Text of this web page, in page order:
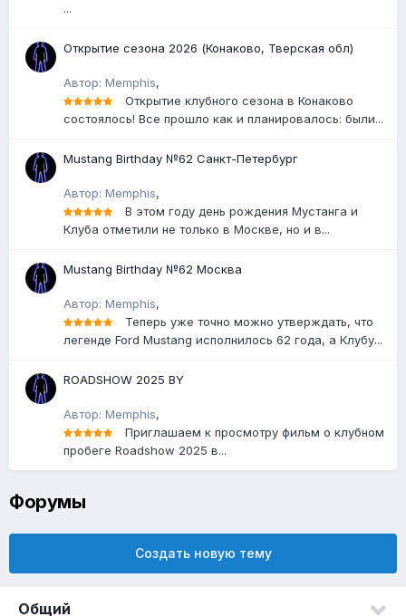
...
Открытие сезона 2026 (Конаково, Тверская обл)
Автор: Memphis,
Открытие клубного сезона в Конаково
состоялось! Все прошло как и планировалось: были...
Mustang Birthday №62 Санкт-Петербург
Автор: Memphis,
В этом году день рождения Мустанга и
Клуба отметили не только в Москве, но и в...
Mustang Birthday №62 Москва
Автор: Memphis,
Теперь уже точно можно утверждать, что
легенде Ford Mustang исполнилось 62 года, а Клубу...
ROADSHOW 2025 BY
Автор: Memphis,
Приглашаем к просмотру фильм о клубном
пробеге Roadshow 2025 в...
Форумы
Создать новую тему
Общий